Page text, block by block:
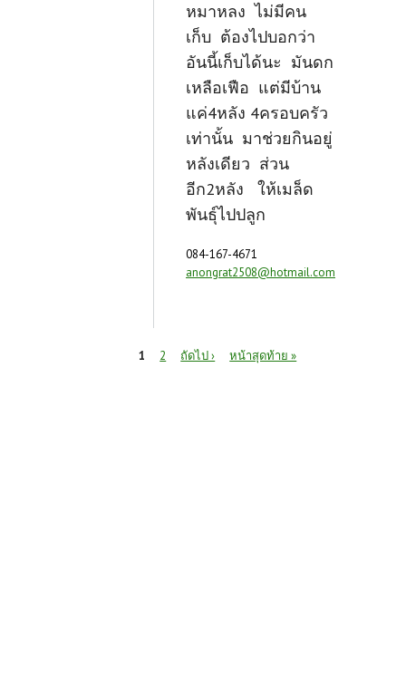
หมาหลง ไม่มีคน
เก็บ ต้องไปบอกว่า
อันนี้เก็บได้นะ มันดก
เหลือเฟือ แต่มีบ้าน
แค่4หลัง 4ครอบครัว
เท่านั้น มาช่วยกินอยู่
หลังเดียว ส่วน
อีก2หลัง ให้เมล็ด
พันธุ์ไปปลูก
084-167-4671
anongrat2508@hotmail.com
1 2 ถัดไป › หน้าสุดท้าย »